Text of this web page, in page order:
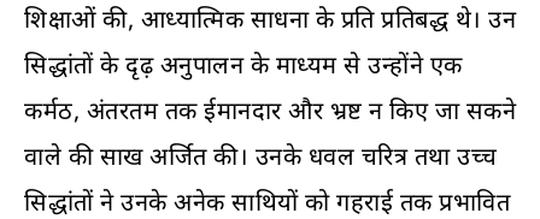
शिक्षाओं की, आध्यात्मिक साधना के प्रति प्रतिबद्ध थे। उन
सिद्धांतों के दृढ़ अनुपालन के माध्यम से उन्होंने एक
कर्मठ, अंतरतम तक ईमानदार और भ्रष्ट न किए जा सकने
वाले की साख अर्जित की। उनके धवल चरित्र तथा उच्च
सिद्धांतों ने उनके अनेक साथियों को गहराई तक प्रभावित